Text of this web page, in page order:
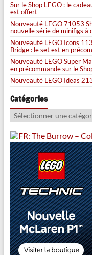
Sur le Shop LEGO : le
est offert
Nouveauté LEGO 71053
nouvelle série de minifigs à
Nouveauté LEGO Icons
Bridge : le set est en
Nouveauté LEGO Super
en précommande sur le
Nouveauté LEGO Ideas
Catégories
Catégories